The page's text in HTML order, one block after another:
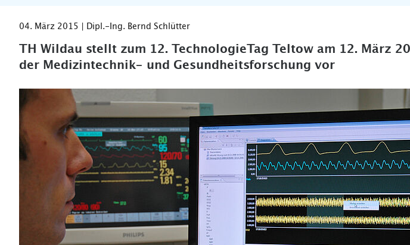
04. März 2015 | Dipl.-Ing. Bernd Schlütter
TH Wildau stellt zum 12. TechnologieTag Teltow am 12. März
der Medizintechnik- und Gesundheitsforschung vor